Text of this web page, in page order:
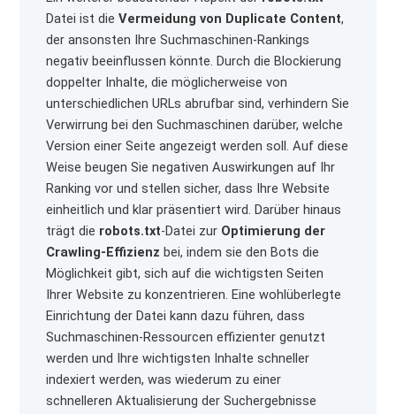
Datei ist dieVermeidung von Duplicate Content,
der ansonsten Ihre Suchmaschinen-Rankings
negativ beeinflussen könnte. Durch die Blockierung
doppelter Inhalte, die möglicherweise von
unterschiedlichen URLs abrufbar sind, verhindern Sie
Verwirrung bei den Suchmaschinen darüber, welche
Version einer Seite angezeigt werden soll. Auf diese
Weise beugen Sie negativen Auswirkungen auf Ihr
Ranking vor und stellen sicher, dass Ihre Website
einheitlich und klar präsentiert wird. Darüber hinaus
trägt die robots.txt-Datei zur Optimierung der
Crawling-Effizienz bei, indem sie den Bots die
Möglichkeit gibt, sich auf die wichtigsten Seiten
Ihrer Website zu konzentrieren. Eine wohlüberlegte
Einrichtung der Datei kann dazu führen, dass
Suchmaschinen-Ressourcen effizienter genutzt
werden und Ihre wichtigsten Inhalte schneller
indexiert werden, was wiederum zu einer
schnelleren Aktualisierung der Suchergebnisse